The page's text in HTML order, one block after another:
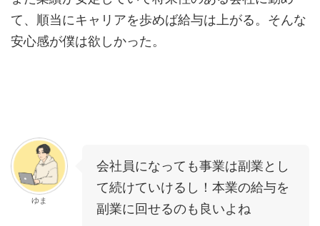
て、順当にキャリアを歩めば給与は上がる。そんな
安心感が僕は欲しかった。
ゆま
会社員になっても事業は副業とし
て続けていけるし！本業の給与を
副業に回せるのも良いよね